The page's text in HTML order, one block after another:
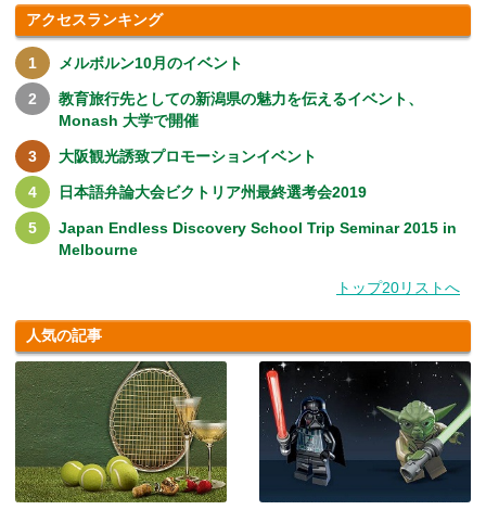
アクセスランキング
メルボルン10月のイベント
教育旅行先としての新潟県の魅力を伝えるイベント、
Monash 大学で開催
大阪観光誘致プロモーションイベント
日本語弁論大会ビクトリア州最終選考会2019
Japan Endless Discovery School Trip Seminar 2015 in
Melbourne
トップ20リストへ
人気の記事